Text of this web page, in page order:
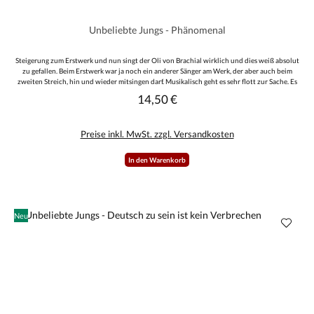
Unbeliebte Jungs - Phänomenal
Steigerung zum Erstwerk und nun singt der Oli von Brachial wirklich und dies weiß absolut
zu gefallen. Beim Erstwerk war ja noch ein anderer Sänger am Werk, der aber auch beim
zweiten Streich, hin und wieder mitsingen darf. Musikalisch geht es sehr flott zur Sache. Es
versprechen, da kommt keine lange Weile auf. Professionell im Text und Ton. Die
Geltung. Sieht schick aus. Gut nun, entweder ihr holt Euch das Teil oder lasst es.
Regulärer Preis:
14,50 €
Preise inkl. MwSt. zzgl. Versandkosten
In den Warenkorb
Neu